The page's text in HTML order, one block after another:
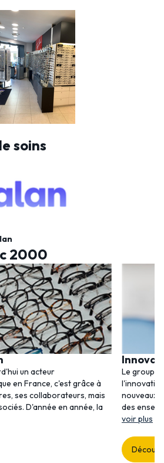
soins
2000
un acteur
en France, c'est grâce à
ses collaborateurs, mais
D'année en année, la
Le
nouveaux
des
voir plus